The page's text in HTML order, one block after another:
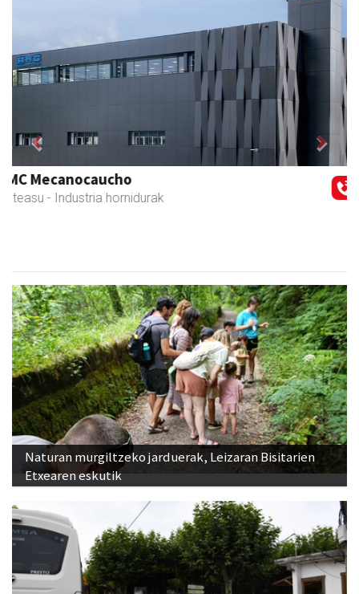
Bengoetxea autoeskola
Andoain - Autoeskolak
Previous Next
Naturan murgiltzeko jarduerak, Leizaran Bisitarien
Etxearen eskutik